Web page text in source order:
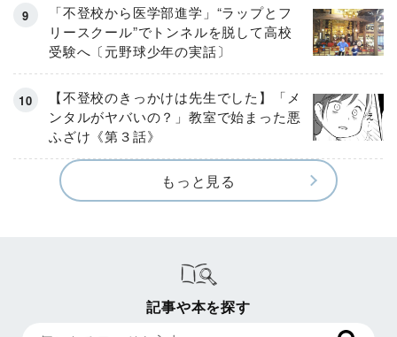
「不登校から医学部進学」“ラップとフ
リースクール”でトンネルを脱して高校
受験へ〔元野球少年の実話〕
【不登校のきっかけは先生でした】「メ
ンタルがヤバいの？」教室で始まった悪
ふざけ《第３話》
もっと見る
記事や本を探す